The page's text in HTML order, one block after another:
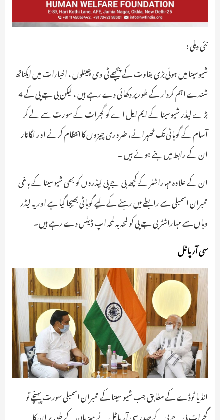
نئی دہلی :
شیوسینا میں ہوئی بڑی بغاوت کے پیچھے ٹی وی چینلوں ، اخبارات میں ایکناتھ
شندے اہم کردار کے طور پر دکھائی دے رہے ہیں ، لیکن بی جے پی کے 4
بڑے لیڈر شیوسینا کے ایم ایل اے کو گجرات کے سورت سے لے کر
آسام کے گوہاٹی تک ٹھہرانے، ضروری چیزوں کا انتظام کرنے اور لگاتار
ان کے رابط میں بنے ہوئے ہیں ۔
ان کے علاوہ مہاراشٹر کے کچھ بی جے پی لیڈروں کو بھی شیوسینا کے باغی
ممبران اسمبلی سے رابطے میں رہنے کے لیے گوہاٹی بھیجا گیا ہے اور یہ لیڈر
وہاں سے مہاراشٹر بی جے پی کو لمحہ بہ لمحہ اپ ڈیٹس دے رہے ہیں۔
سی آر پاٹل
انڈیا ٹوڈے کے مطابق جب شیو سینا کے ممبران اسمبلی سورت پہنچے تو
گجرات بی جے پی کے صدر سی آر پاٹل نے میزبان کے طور پر ان کا